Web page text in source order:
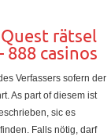
rätsel
888 casinos
Verfassers sofern der
As part of diesem ist
sic es
Falls nötig, darf